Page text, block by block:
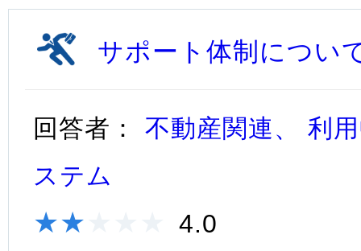
サポート体制につい
回答者：
不動産関連、 利
ステム
★★★★★
★★★★★ 4.0